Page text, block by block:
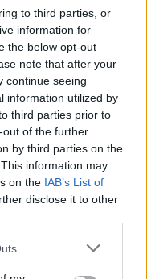
to third parties, or
information for
the below opt-out
note that after your
continue seeing
information utilized by
third parties prior to
of the further
by third parties on the
information may
on the IAB’s List of
disclose it to other
zajistili
odhalili gang
chráněných druhů
působící v několika
a zajistili asi stovku
S odchytem a
Zlíně a Ostravě. V
útočiště. V
mluvčí Celní správy ČR
lovu velryb,